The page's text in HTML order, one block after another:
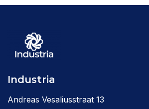
Industria
Andreas Vesaliusstraat 13